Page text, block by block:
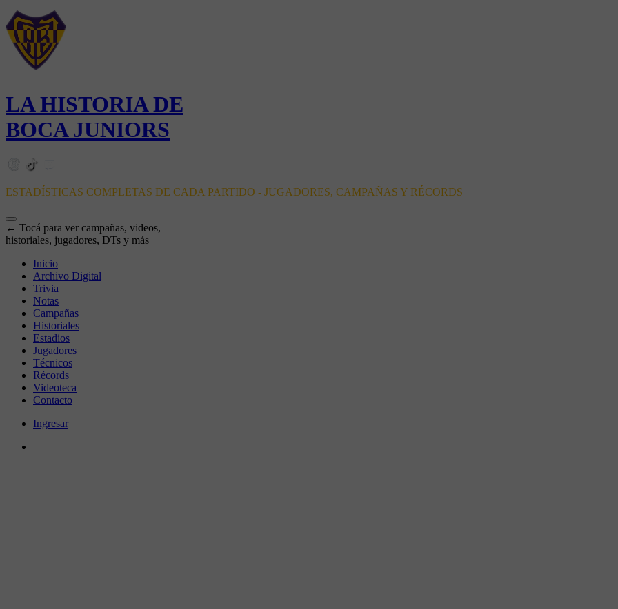
LA HISTORIA DE
BOCA JUNIORS
ESTADÍSTICAS COMPLETAS DE CADA PARTIDO - JUGADORES, CAMPAÑAS Y RÉCORDS
← Tocá para ver campañas, videos,
historiales, jugadores, DTs y más
Inicio
Archivo Digital
Trivia
Notas
Campañas
Historiales
Estadios
Jugadores
Técnicos
Récords
Videoteca
Contacto
Ingresar